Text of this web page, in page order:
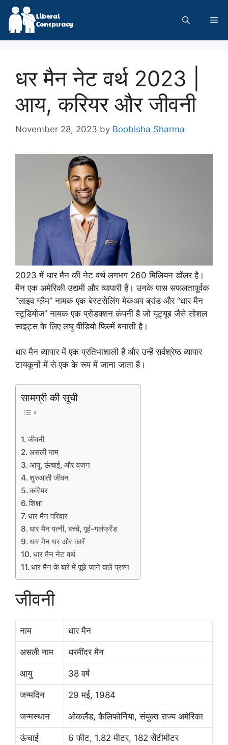
Skip
content
धर मैन नेट वर्थ 2023 |
आय, करियर और जीवनी
November 28, 2023 by Boobisha Sharma
2023 में धार मैन की नेट वर्थ लगभग 260 मिलियन डॉलर है।
मैन एक अमेरिकी उद्यमी और व्यापारी हैं। उनके पास सफलतापूर्वक
“लाइव ग्लैम” नामक एक बेस्टसेलिंग मेकअप ब्रांड और “धार मैन
स्टूडियोज” नामक एक प्रोडक्शन कंपनी है जो यूट्यूब जैसे सोशल
साइट्स के लिए लघु वीडियो फिल्में बनाती है।
धार मैन व्यापार में एक प्रतिभाशाली हैं और उन्हें सर्वश्रेष्ठ व्यापार
टायकूनों में से एक के रूप में जाना जाता है।
सामग्री की सूची
जीवनी
असली नाम
आयु, ऊंचाई, और वजन
शुरुआती जीवन
करियर
शिक्षा
धार मैन परिवार
धार मैन पत्नी, बच्चे, पूर्व-गर्लफ्रेंड
धार मैन घर और कारें
धार मैन नेट वर्थ
धार मैन के बारे में पूछे जाने वाले प्रश्न
जीवनी
नाम धार मैन
असली नाम धरमींदर मैन
आयु 38 वर्ष
जन्मदिन 29 मई, 1984
जन्मस्थान ओकलैंड, कैलिफोर्निया, संयुक्त राज्य अमेरिका
ऊंचाई 6 फीट, 1.82 मीटर, 182 सेंटीमीटर